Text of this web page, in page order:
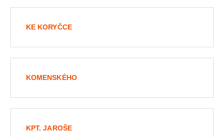
KE KORYČCE
KOMENSKÉHO
KPT. JAROŠE